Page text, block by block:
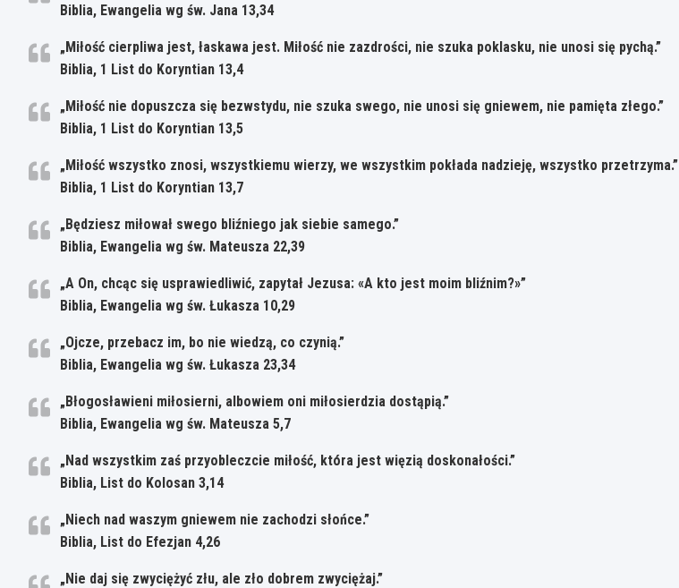
Biblia, Ewangelia wg św. Jana 13,34
„Miłość cierpliwa jest, łaskawa jest. Miłość nie zazdrości, nie szuka poklasku, nie unosi się pychą.”
Biblia, 1 List do Koryntian 13,4
„Miłość nie dopuszcza się bezwstydu, nie szuka swego, nie unosi się gniewem, nie pamięta złego.”
Biblia, 1 List do Koryntian 13,5
„Miłość wszystko znosi, wszystkiemu wierzy, we wszystkim pokłada nadzieję, wszystko przetrzyma.”
Biblia, 1 List do Koryntian 13,7
„Będziesz miłował swego bliźniego jak siebie samego.”
Biblia, Ewangelia wg św. Mateusza 22,39
„A On, chcąc się usprawiedliwić, zapytał Jezusa: «A kto jest moim bliźnim?»”
Biblia, Ewangelia wg św. Łukasza 10,29
„Ojcze, przebacz im, bo nie wiedzą, co czynią.”
Biblia, Ewangelia wg św. Łukasza 23,34
„Błogosławieni miłosierni, albowiem oni miłosierdzia dostąpią.”
Biblia, Ewangelia wg św. Mateusza 5,7
„Nad wszystkim zaś przyobleczcie miłość, która jest więzią doskonałości.”
Biblia, List do Kolosan 3,14
„Niech nad waszym gniewem nie zachodzi słońce.”
Biblia, List do Efezjan 4,26
„Nie daj się zwyciężyć złu, ale zło dobrem zwyciężaj.”